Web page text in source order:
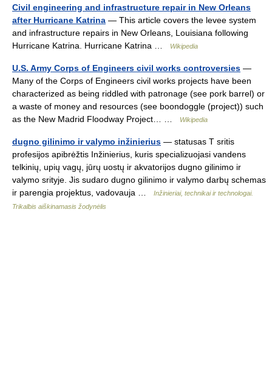
Civil engineering and infrastructure repair in New Orleans
after Hurricane Katrina — This article covers the levee system
and infrastructure repairs in New Orleans, Louisiana following
Hurricane Katrina. Hurricane Katrina …
Wikipedia
U.S. Army Corps of Engineers civil works controversies —
Many of the Corps of Engineers civil works projects have been
characterized as being riddled with patronage (see pork barrel) or
a waste of money and resources (see boondoggle (project)) such
as the New Madrid Floodway Project… …
Wikipedia
dugno gilinimo ir valymo inžinierius — statusas T sritis
profesijos apibrėžtis Inžinierius, kuris specializuojasi vandens
telkinių, upių vagų, jūrų uostų ir akvatorijos dugno gilinimo ir
valymo srityje. Jis sudaro dugno gilinimo ir valymo darbų schemas
ir parengia projektus, vadovauja …
Inžinieriai, technikai ir technologai.
Trikalbis aiškinamasis žodynėlis